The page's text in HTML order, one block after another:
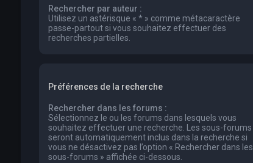
Rechercher par auteur :
Utilisez un astérisque « * » comme métacaractère
passe-partout si vous souhaitez effectuer des
recherches partielles.
Préférences de la recherche
Rechercher dans les forums :
Sélectionnez le ou les forums dans lesquels vous
souhaitez effectuer une recherche. Les sous-forums
seront automatiquement inclus dans la recherche si
vous ne désactivez pas l’option « Rechercher dans les
sous-forums » affichée ci-dessous.